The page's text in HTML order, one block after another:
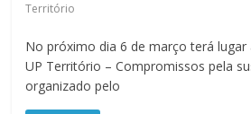
Território
No próximo dia 6 de março terá lugar
UP Território – Compromissos pela
organizado pelo